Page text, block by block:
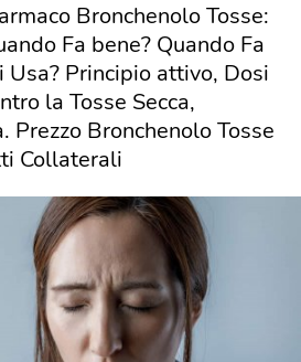
Bronchenolo Tosse:
Fa bene? Quando Fa
Usa? Principio attivo, Dosi
la Tosse Secca,
Prezzo Bronchenolo Tosse
Collaterali